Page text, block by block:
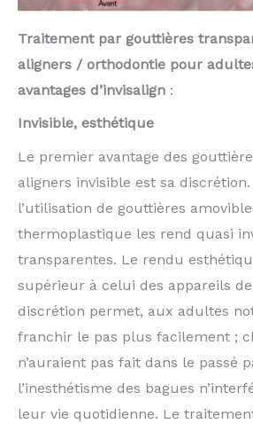
Traitement par gouttières
aligners / orthodontie pour
avantages d’invisalign :
Invisible, esthétique
Le premier avantage des
aligners invisible est sa
l’utilisation de gouttières
thermoplastique les rend quasi
transparentes. Le rendu
supérieur à celui des appareils
discrétion permet, aux adultes
franchir le pas plus facilement ;
n’auraient pas fait dans le passé
l’inesthétisme des bagues
leur vie quotidienne. Le